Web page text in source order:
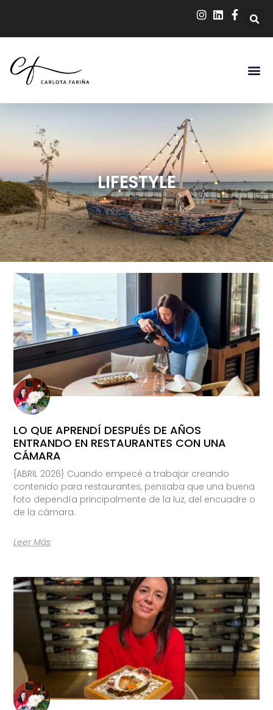
LIFESTYLE
LO QUE APRENDÍ DESPUÉS DE AÑOS
ENTRANDO EN RESTAURANTES CON UNA
CÁMARA
{ABRIL 2026} Cuando empecé a trabajar creando
contenido para restaurantes, pensaba que una buena
foto dependía principalmente de la luz, del encuadre o
de la cámara.
Leer Más